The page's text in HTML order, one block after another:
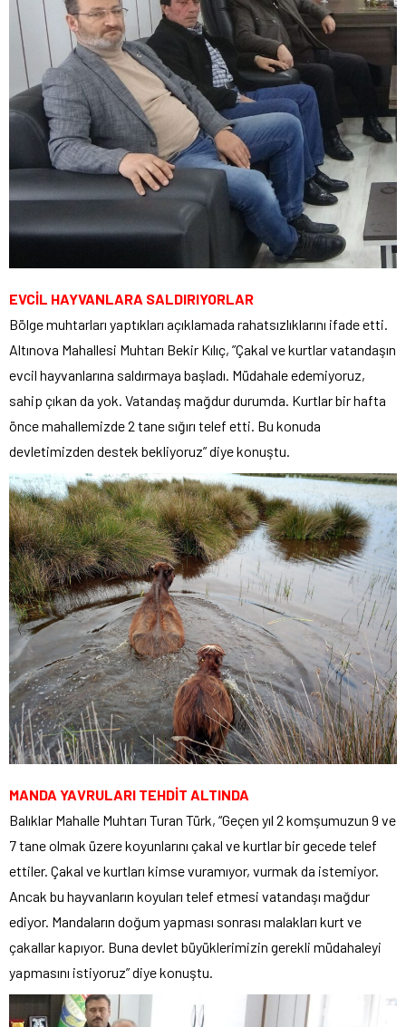
EVCİL HAYVANLARA SALDIRIYORLAR
Bölge muhtarları yaptıkları açıklamada rahatsızlıklarını ifade etti.
Altınova Mahallesi Muhtarı Bekir Kılıç, ”Çakal ve kurtlar vatandaşın
evcil hayvanlarına saldırmaya başladı. Müdahale edemiyoruz,
sahip çıkan da yok. Vatandaş mağdur durumda. Kurtlar bir hafta
önce mahallemizde 2 tane sığırı telef etti. Bu konuda
devletimizden destek bekliyoruz” diye konuştu.
MANDA YAVRULARI TEHDİT ALTINDA
Balıklar Mahalle Muhtarı Turan Türk, “Geçen yıl 2 komşumuzun 9 ve
7 tane olmak üzere koyunlarını çakal ve kurtlar bir gecede telef
ettiler. Çakal ve kurtları kimse vuramıyor, vurmak da istemiyor.
Ancak bu hayvanların koyuları telef etmesi vatandaşı mağdur
ediyor. Mandaların doğum yapması sonrası malakları kurt ve
çakallar kapıyor. Buna devlet büyüklerimizin gerekli müdahaleyi
yapmasını istiyoruz” diye konuştu.